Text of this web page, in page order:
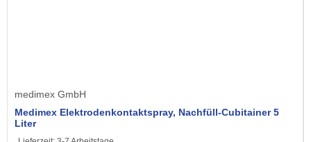
medimex GmbH
Medimex Elektrodenkontaktspray, Nachfüll-Cubitainer 5
Liter